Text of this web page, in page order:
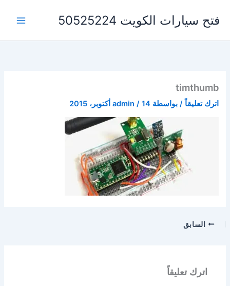
المحتوى
فتح سيارات الكويت 50525224
timthumb
اترك تعليقاً / بواسطة admin / 14 أكتوبر، 2015
السابق
اترك تعليقاً